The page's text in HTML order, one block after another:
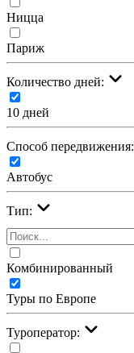
Ницца
Париж
Количество дней:
10 дней
Cпособ передвижения:
Автобус
Тип:
Комбинированный
Туры по Европе
Туроператор: